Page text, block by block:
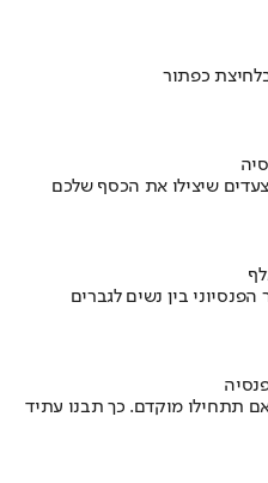
כפתור
שיצילו את הכסף שלכם
בין נשים לגברים
תתחילו מוקדם. כך תבנו עתיד